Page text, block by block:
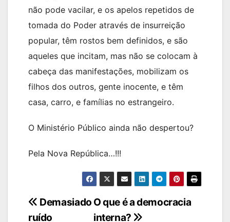
não pode vacilar, e os apelos repetidos de
tomada do Poder através de insurreição
popular, têm rostos bem definidos, e são
aqueles que incitam, mas não se colocam à
cabeça das manifestações, mobilizam os
filhos dos outros, gente inocente, e têm
casa, carro, e famílias no estrangeiro.
O Ministério Público ainda não despertou?
Pela Nova República…!!!
NavegaçãoO que é a democracia
interna?
Demasiado
ruído